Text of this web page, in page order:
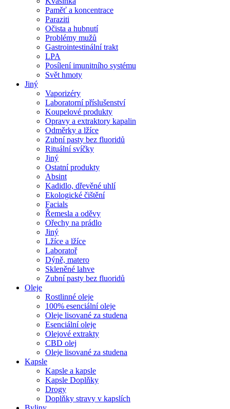
Paměť a koncentrace
Paraziti
Očista a hubnutí
Problémy mužů
Gastrointestinální trakt
LPA
Posílení imunitního systému
Svět hmoty
Jiný
Vaporizéry
Laboratorní příslušenství
Koupelové produkty
Opravy a extraktory kapalin
Odměrky a lžíce
Zubní pasty bez fluoridů
Rituální svíčky
Jiný
Ostatní produkty
Absint
Kadidlo, dřevěné uhlí
Ekologické čištění
Facials
Řemesla a oděvy
Ořechy na prádlo
Jiný
Lžíce a lžíce
Laboratoř
Dýně, matero
Skleněné lahve
Zubní pasty bez fluoridů
Oleje
Rostlinné oleje
100% esenciální oleje
Oleje lisované za studena
Esenciální oleje
Olejové extrakty
CBD olej
Oleje lisované za studena
Kapsle
Kapsle a kapsle
Kapsle Doplňky
Drogy
Doplňky stravy v kapslích